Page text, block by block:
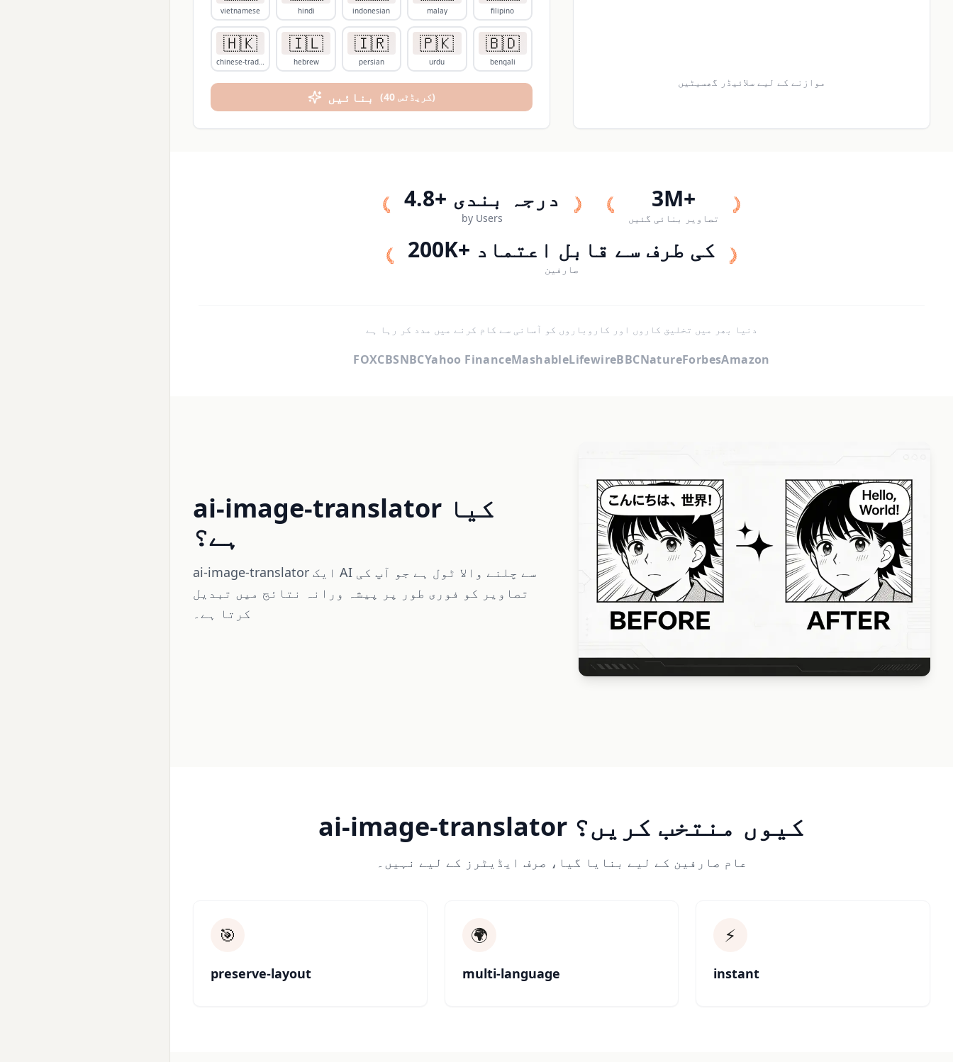
vietnamese hindi indonesian malay filipino
🇭🇰
chinese-traditional
🇮🇱
hebrew
🇮🇷
persian
🇵🇰
urdu
🇧🇩
bengali
بنائیں (40 کریڈٹس)
موازنے کے لیے سلائیڈر گھسیٹیں
4.8+ درجہ بندی
by Users
3M+
تصاویر بنائی گئیں
200K+ کی طرف سے قابل اعتماد
صارفین
دنیا بھر میں تخلیق کاروں اور کاروباروں کو آسانی سے کام کرنے میں مدد کر رہا ہے
FOXCBSNBCYahoo FinanceMashableLifewireBBCNatureForbesAmazon
ai-image-translator کیا
ہے؟
ai-image-translator ایک AI سے چلنے والا ٹول ہے جو آپ کی
تصاویر کو فوری طور پر پیشہ ورانہ نتائج میں تبدیل
کرتا ہے۔
ai-image-translator کیوں منتخب کریں؟
عام صارفین کے لیے بنایا گیا، صرف ایڈیٹرز کے لیے نہیں۔
🎯
preserve-layout
🌍
multi-language
⚡
instant